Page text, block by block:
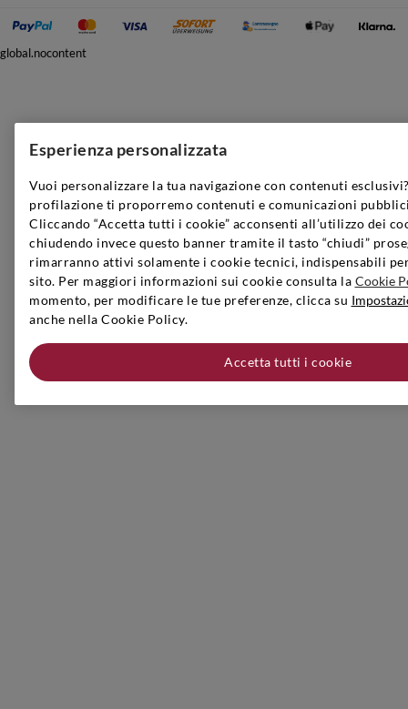
Esperienza personalizzata
Vuoi personalizzare la tua navigazione con contenuti
profilazione ti proporremo contenuti e comunicazioni
Cliccando “Accetta tutti i cookie” acconsenti all’utilizzo dei
chiudendo invece questo banner tramite il tasto “chiudi”
rimarranno attivi solamente i cookie tecnici, indispensabili
sito. Per maggiori informazioni sui cookie consulta la Cookie
momento, per modificare le tue preferenze, clicca su
anche nella Cookie Policy.
Accetta tutti i cookie
global.nocontent